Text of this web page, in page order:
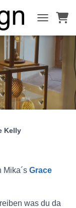
Kelly
Mika´s Grace
was du da